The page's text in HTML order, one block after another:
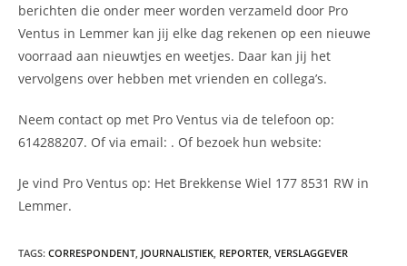
berichten die onder meer worden verzameld door Pro
Ventus in Lemmer kan jij elke dag rekenen op een nieuwe
voorraad aan nieuwtjes en weetjes. Daar kan jij het
vervolgens over hebben met vrienden en collega’s.
Neem contact op met Pro Ventus via de telefoon op:
614288207. Of via email: . Of bezoek hun website:
Je vind Pro Ventus op: Het Brekkense Wiel 177 8531 RW in
Lemmer.
TAGS: CORRESPONDENT JOURNALISTIEK REPORTER VERSLAGGEVER